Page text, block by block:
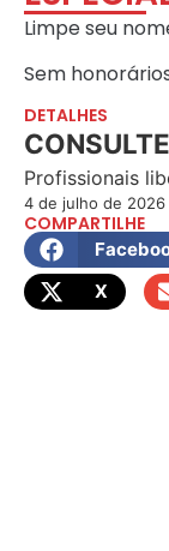
Limpe seu
Sem
DETALHES
Profissionais
4 de julho de 2026
COMPARTILHE
X